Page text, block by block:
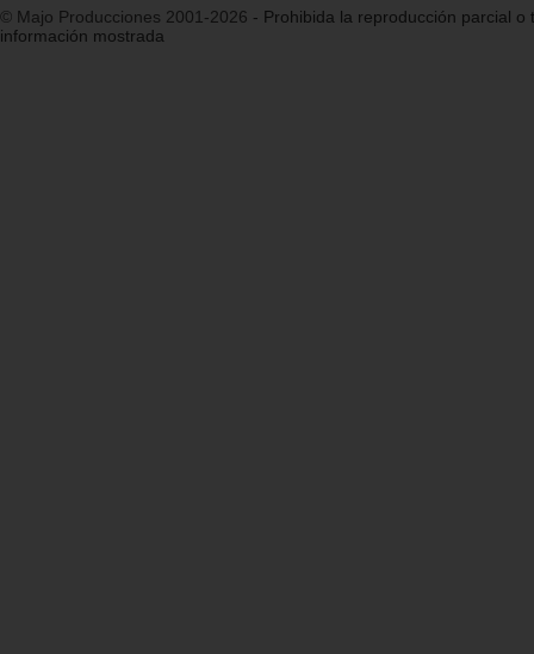
© Majo Producciones 2001-2026 - Prohibida la reproducción parcial o
información mostrada